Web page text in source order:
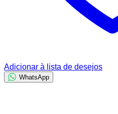
Adicionar à lista de desejos
WhatsApp